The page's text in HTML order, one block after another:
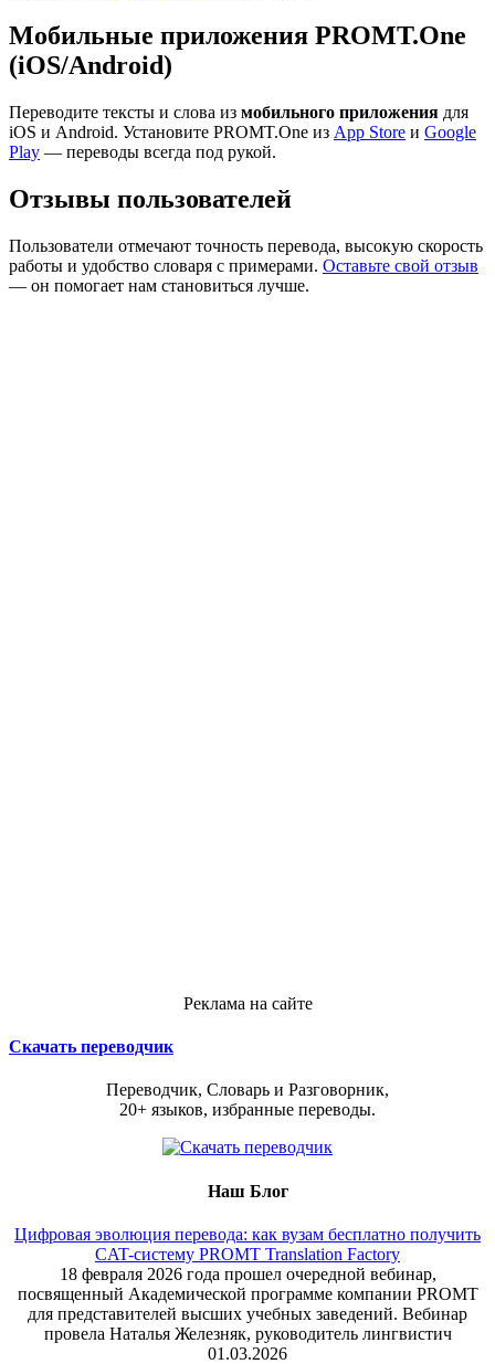
Мобильные приложения PROMT.One
(iOS/Android)
Переводите тексты и слова из мобильного приложения для
iOS и Android. Установите PROMT.One из App Store и Google
Play — переводы всегда под рукой.
Отзывы пользователей
Пользователи отмечают точность перевода, высокую скорость
работы и удобство словаря с примерами. Оставьте свой отзыв
— он помогает нам становиться лучше.
Реклама на сайте
Скачать переводчик
Переводчик, Словарь и Разговорник,
20+ языков, избранные переводы.
Наш Блог
Цифровая эволюция перевода: как вузам бесплатно получить
CAT-систему PROMT Translation Factory
18 февраля 2026 года прошел очередной вебинар,
посвященный Академической программе компании PROMT
для представителей высших учебных заведений. Вебинар
провела Наталья Железняк, руководитель лингвистич
01.03.2026